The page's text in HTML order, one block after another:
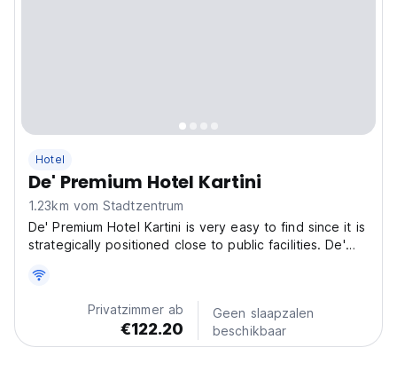
Hotel
De' Premium Hotel Kartini
1.23km vom Stadtzentrum
De' Premium Hotel Kartini is very easy to find since it is
strategically positioned close to public facilities. De'
desire a serene and peaceful getaway, far away from
the crowds. Be ready to get an unforgettable...
Privatzimmer ab
€122.20
Geen slaapzalen
beschikbaar